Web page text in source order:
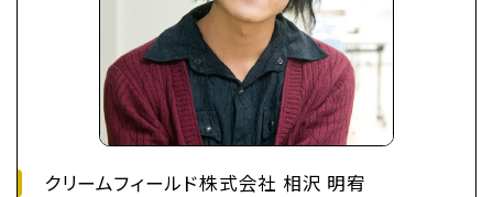
クリームフィールド株式会社 相沢 明宥